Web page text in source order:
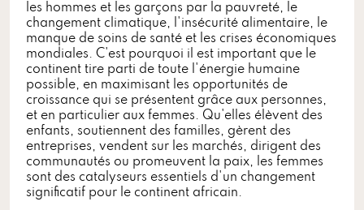
les hommes et les garçons par la pauvreté, le
changement climatique, l'insécurité alimentaire, le
manque de soins de santé et les crises économiques
mondiales. C'est pourquoi il est important que le
continent tire parti de toute l'énergie humaine
possible, en maximisant les opportunités de
croissance qui se présentent grâce aux personnes,
et en particulier aux femmes. Qu'elles élèvent des
enfants, soutiennent des familles, gèrent des
entreprises, vendent sur les marchés, dirigent des
communautés ou promeuvent la paix, les femmes
sont des catalyseurs essentiels d'un changement
significatif pour le continent africain.